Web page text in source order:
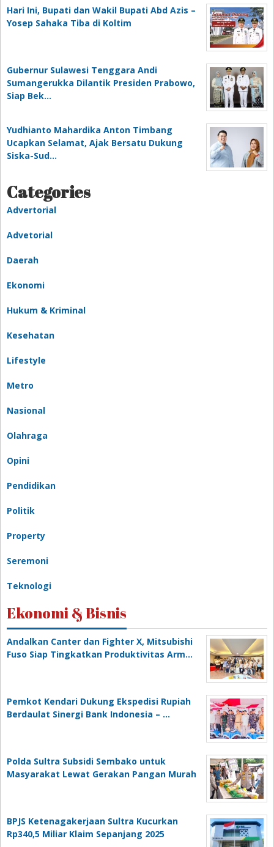
Hari Ini, Bupati dan Wakil Bupati Abd Azis –
Yosep Sahaka Tiba di Koltim
Gubernur Sulawesi Tenggara Andi
Sumangerukka Dilantik Presiden Prabowo,
Siap Bek…
Yudhianto Mahardika Anton Timbang
Ucapkan Selamat, Ajak Bersatu Dukung
Siska-Sud…
Categories
Advertorial
Advetorial
Daerah
Ekonomi
Hukum & Kriminal
Kesehatan
Lifestyle
Metro
Nasional
Olahraga
Opini
Pendidikan
Politik
Property
Seremoni
Teknologi
Ekonomi & Bisnis
Andalkan Canter dan Fighter X, Mitsubishi
Fuso Siap Tingkatkan Produktivitas Arm…
Pemkot Kendari Dukung Ekspedisi Rupiah
Berdaulat Sinergi Bank Indonesia – …
Polda Sultra Subsidi Sembako untuk
Masyarakat Lewat Gerakan Pangan Murah
BPJS Ketenagakerjaan Sultra Kucurkan
Rp340,5 Miliar Klaim Sepanjang 2025